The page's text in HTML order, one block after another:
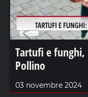
Tartufi e
Pollino
03 novembre 2024